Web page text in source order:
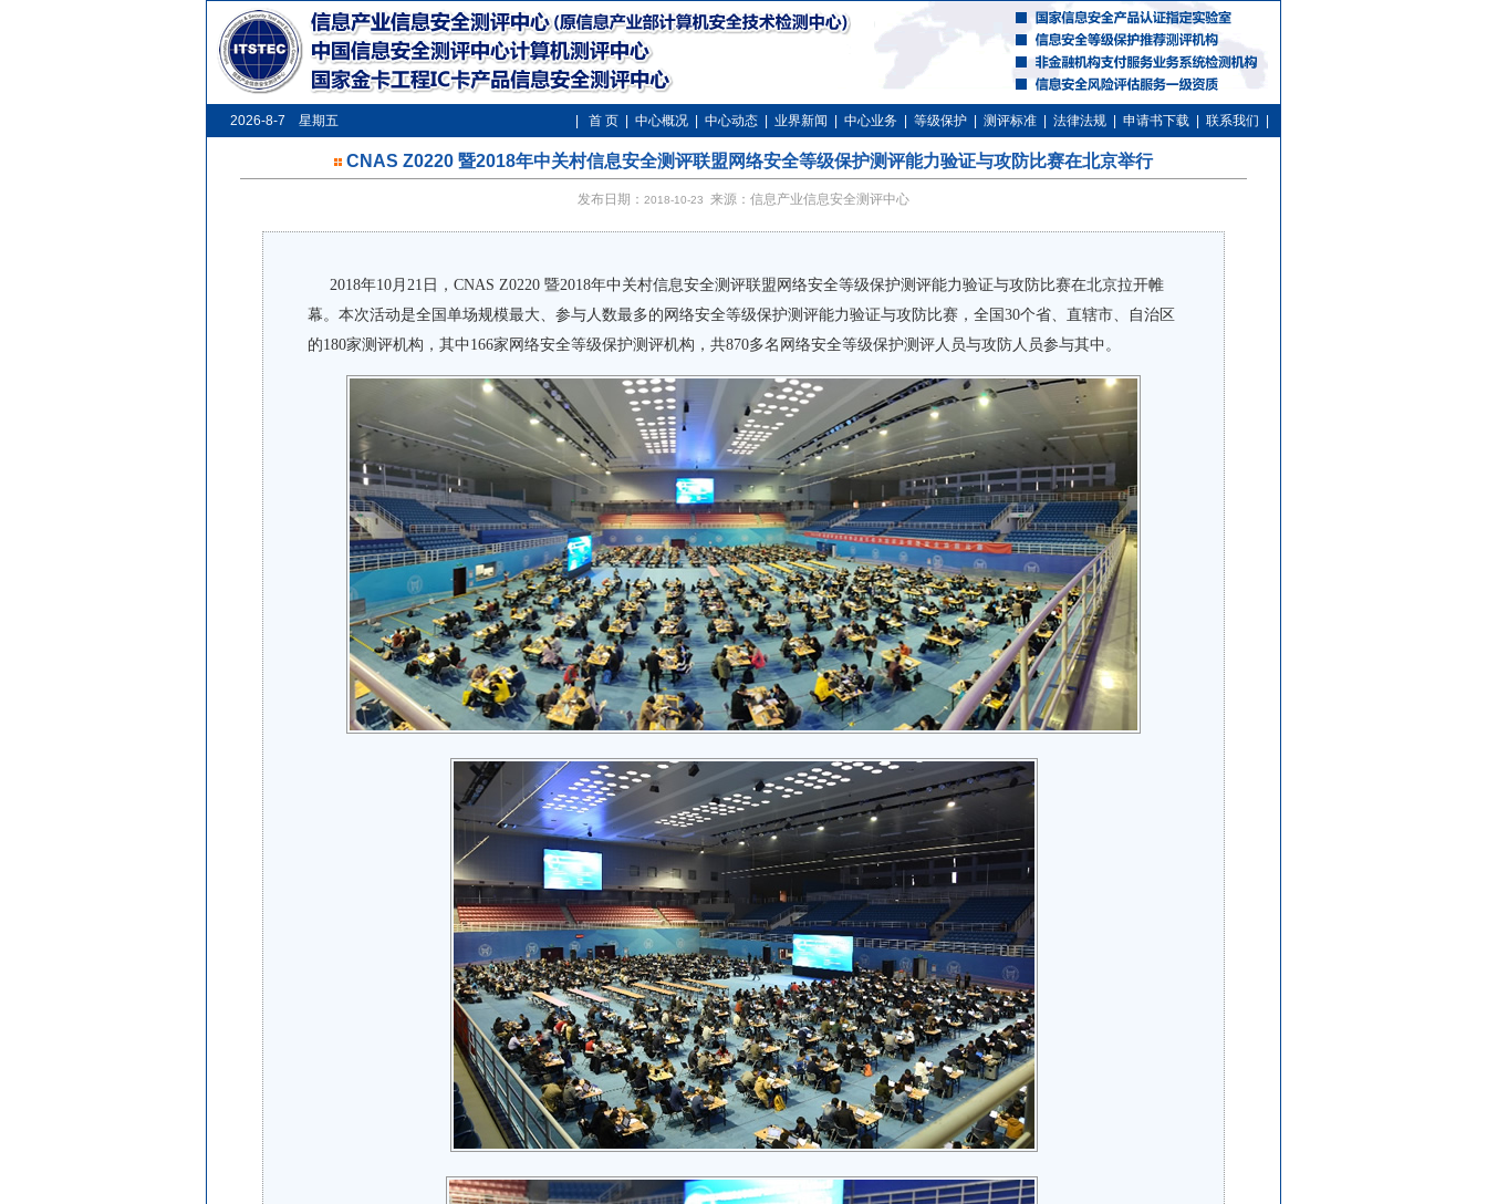
2026-8-7 星期五 首 页 中心概况 中心动态 业界新闻 中心业务 等级保护 测评标准 法律法规 申请书下载 联系我们
CNAS Z0220 暨2018年中关村信息安全测评联盟网络安全等级保护测评能力验证与攻防比赛在北京举行
发布日期： 2018-10-23 来源：信息产业信息安全测评中心
2018年10月21日，CNAS Z0220 暨2018年中关村信息安全测评联盟网络安全等级保护测评能力验证与攻防比赛在北京拉开帷
幕。本次活动是全国单场规模最大、参与人数最多的网络安全等级保护测评能力验证与攻防比赛，全国30个省、直辖市、自治区
的180家测评机构，其中166家网络安全等级保护测评机构，共870多名网络安全等级保护测评人员与攻防人员参与其中。